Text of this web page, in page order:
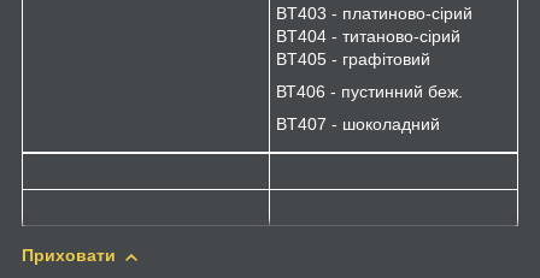
BT403 - платиново-сірий
BT404 - титаново-сірий
BT405 - графітовий
ВТ406 - пустинний беж.
BT407 - шоколадний
Приховати